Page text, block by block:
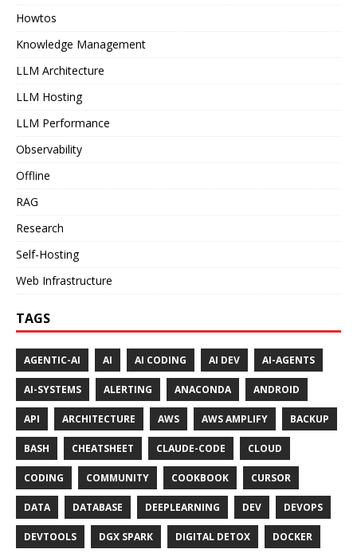
Howtos
Knowledge Management
LLM Architecture
LLM Hosting
LLM Performance
Observability
Offline
RAG
Research
Self-Hosting
Web Infrastructure
TAGS
AGENTIC-AI AI AI CODING AI DEV AI-AGENTS
AI-SYSTEMS ALERTING ANACONDA ANDROID
API ARCHITECTURE AWS AWS AMPLIFY BACKUP
BASH CHEATSHEET CLAUDE-CODE CLOUD
CODING COMMUNITY COOKBOOK CURSOR
DATA DATABASE DEEPLEARNING DEV DEVOPS
DEVTOOLS DGX SPARK DIGITAL DETOX DOCKER